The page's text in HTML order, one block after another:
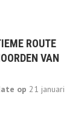
ROUTE
VAN
op 21 januari